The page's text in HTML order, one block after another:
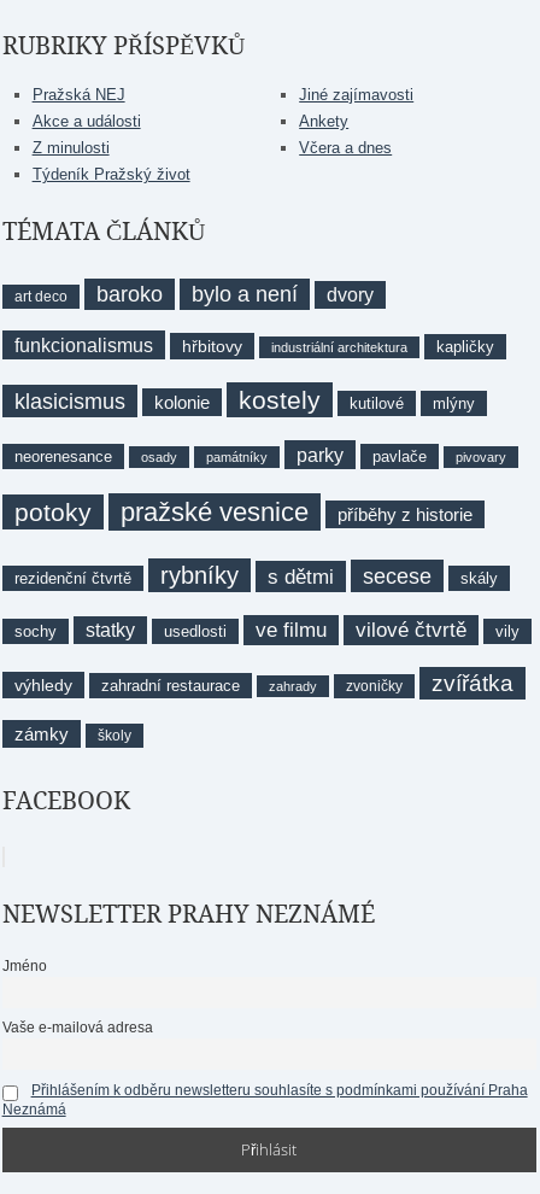
RUBRIKY PŘÍSPĚVKŮ
Pražská NEJ
Akce a události
Z minulosti
Týdeník Pražský život
Jiné zajímavosti
Ankety
Včera a dnes
TÉMATA ČLÁNKŮ
art deco baroko bylo a není dvory
funkcionalismus hřbitovy industriální architektura kapličky
klasicismus kolonie kostely kutilové mlýny
neorenesance osady památníky parky pavlače pivovary
potoky pražské vesnice příběhy z historie
rezidenční čtvrtě rybníky s dětmi secese skály
sochy statky usedlosti ve filmu vilové čtvrtě vily
výhledy zahradní restaurace zahrady zvoničky zvířátka
zámky školy
FACEBOOK
NEWSLETTER PRAHY NEZNÁMÉ
Jméno
Vaše e-mailová adresa
Přihlášením k odběru newsletteru souhlasíte s podmínkami používání Praha
Neznámá